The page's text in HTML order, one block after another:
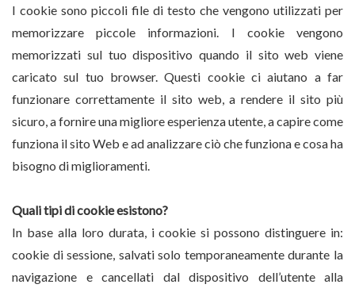
I cookie sono piccoli file di testo che vengono utilizzati per
memorizzare piccole informazioni. I cookie vengono
memorizzati sul tuo dispositivo quando il sito web viene
caricato sul tuo browser. Questi cookie ci aiutano a far
funzionare correttamente il sito web, a rendere il sito più
sicuro, a fornire una migliore esperienza utente, a capire come
funziona il sito Web e ad analizzare ciò che funziona e cosa ha
bisogno di miglioramenti.
Quali tipi di cookie esistono?
In base alla loro durata, i cookie si possono distinguere in:
cookie di sessione, salvati solo temporaneamente durante la
navigazione e cancellati dal dispositivo dell’utente alla